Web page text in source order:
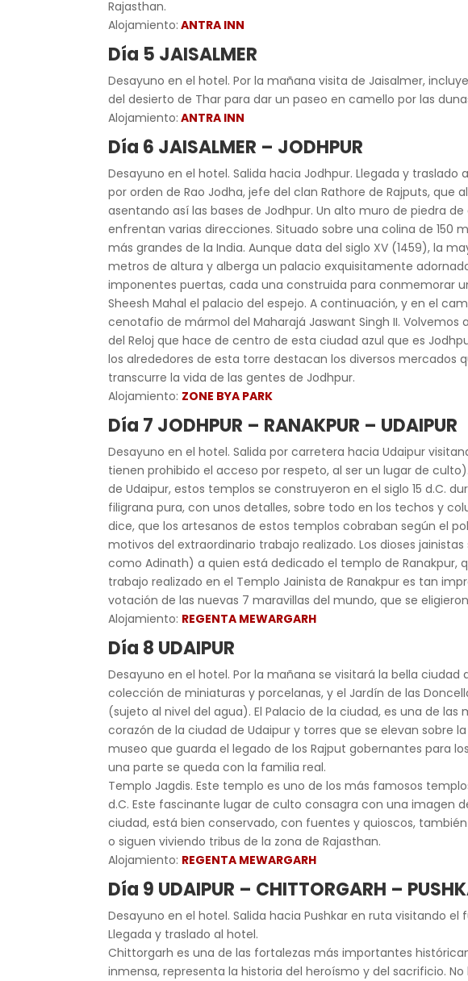
Rajasthan.
Alojamiento: ANTRA INN
Día 5 JAISALMER
Desayuno en el hotel. Por la mañana visita de Jaisalmer,
del desierto de Thar para dar un paseo en camello por las
Alojamiento: ANTRA INN
Día 6 JAISALMER – JODHPUR
Desayuno en el hotel. Salida hacia Jodhpur. Llegada y
por orden de Rao Jodha, jefe del clan Rathore de Rajputs,
asentando así las bases de Jodhpur. Un alto muro de piedra
enfrentan varias direcciones. Situado sobre una colina de
más grandes de la India. Aunque data del siglo XV (1459), la
metros de altura y alberga un palacio exquisitamente
imponentes puertas, cada una construida para conmemorar
Sheesh Mahal el palacio del espejo. A continuación, y en el
cenotafio de mármol del Maharajá Jaswant Singh II.
del Reloj que hace de centro de esta ciudad azul que es
los alrededores de esta torre destacan los diversos
transcurre la vida de las gentes de Jodhpur.
Alojamiento: ZONE BYA PARK
Día 7 JODHPUR – RANAKPUR – UDAIPUR
Desayuno en el hotel. Salida por carretera hacia Udaipur
tienen prohibido el acceso por respeto, al ser un lugar de
de Udaipur, estos templos se construyeron en el siglo 15 d.C.
filigrana pura, con unos detalles, sobre todo en los techos y
dice, que los artesanos de estos templos cobraban según el
motivos del extraordinario trabajo realizado. Los dioses
como Adinath) a quien está dedicado el templo de Ranakpur,
trabajo realizado en el Templo Jainista de Ranakpur es tan
votación de las nuevas 7 maravillas del mundo, que se
Alojamiento: REGENTA MEWARGARH
Día 8 UDAIPUR
Desayuno en el hotel. Por la mañana se visitará la bella
colección de miniaturas y porcelanas, y el Jardín de las
(sujeto al nivel del agua). El Palacio de la ciudad, es una de
corazón de la ciudad de Udaipur y torres que se elevan sobre
museo que guarda el legado de los Rajput gobernantes para
una parte se queda con la familia real.
Templo Jagdis. Este templo es uno de los más famosos
d.C. Este fascinante lugar de culto consagra con una imagen
ciudad, está bien conservado, con fuentes y quioscos,
o siguen viviendo tribus de la zona de Rajasthan.
Alojamiento: REGENTA MEWARGARH
Día 9 UDAIPUR – CHITTORGARH –
Desayuno en el hotel. Salida hacia Pushkar en ruta visitando
Llegada y traslado al hotel.
Chittorgarh es una de las fortalezas más importantes
inmensa, representa la historia del heroísmo y del sacrificio.